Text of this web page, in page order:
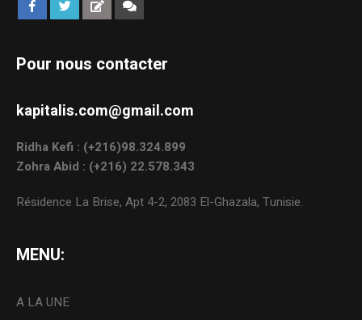
Pour nous contacter
kapitalis.com@gmail.com
Ridha Kefi : (+216)98.324.899
Zohra Abid : (+216) 22.578.343
Résidence La Brise, Apt 4-2, 2083 El-Ghazala, Tunisie.
MENU:
A LA UNE